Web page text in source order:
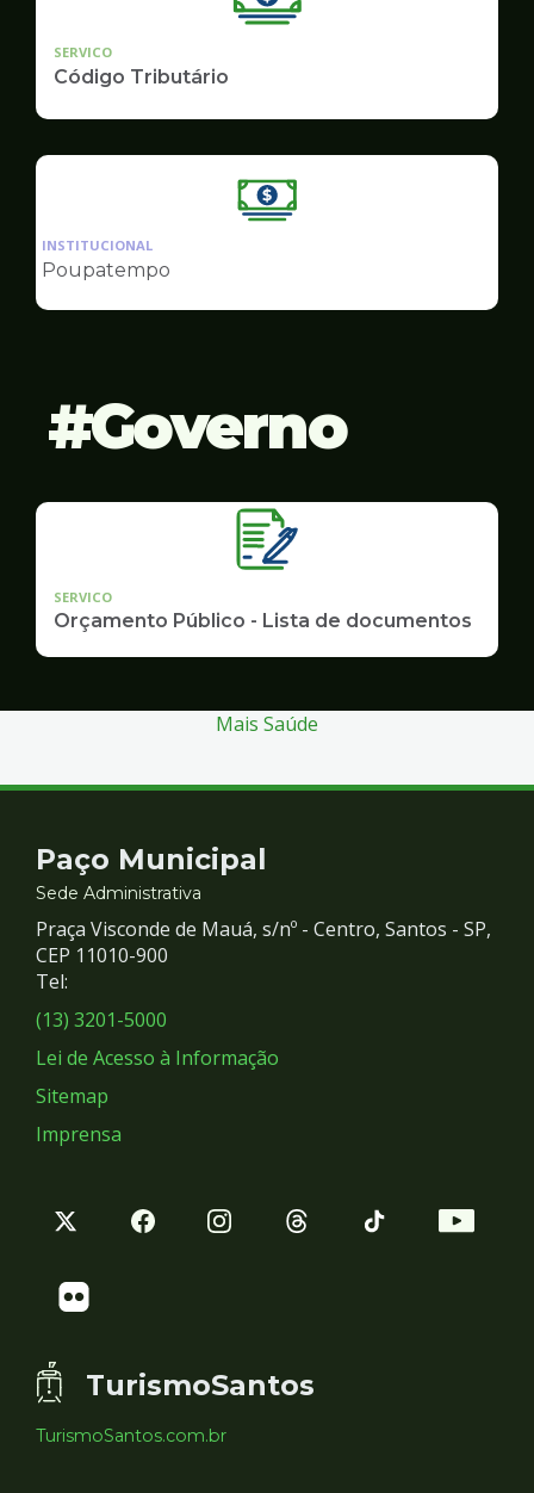
SERVICO
Código Tributário
Ilustração
Finanças
INSTITUCIONAL
Poupatempo
Governo
SERVICO
Orçamento Público - Lista de documentos
Mais Saúde
Contato
e
Redes
Sociais
Paço Municipal
Sede Administrativa
Praça Visconde de Mauá, s/nº - Centro, Santos - SP,
CEP 11010-900
Tel:
(13) 3201-5000
Lei de Acesso à Informação
Sitemap
Imprensa
TurismoSantos
TurismoSantos.com.br